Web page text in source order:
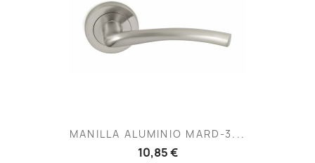
MANILLA ALUMINIO MARD-3...
10,85 €